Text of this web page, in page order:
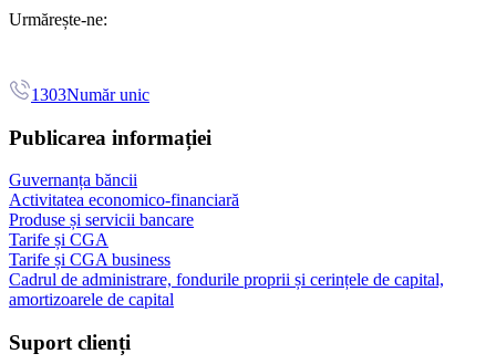
Urmărește-ne:
1303Număr unic
Publicarea informației
Guvernanța băncii
Activitatea economico-financiară
Produse și servicii bancare
Tarife și CGA
Tarife și CGA business
Cadrul de administrare, fondurile proprii și cerințele de capital,
amortizoarele de capital
Suport clienți